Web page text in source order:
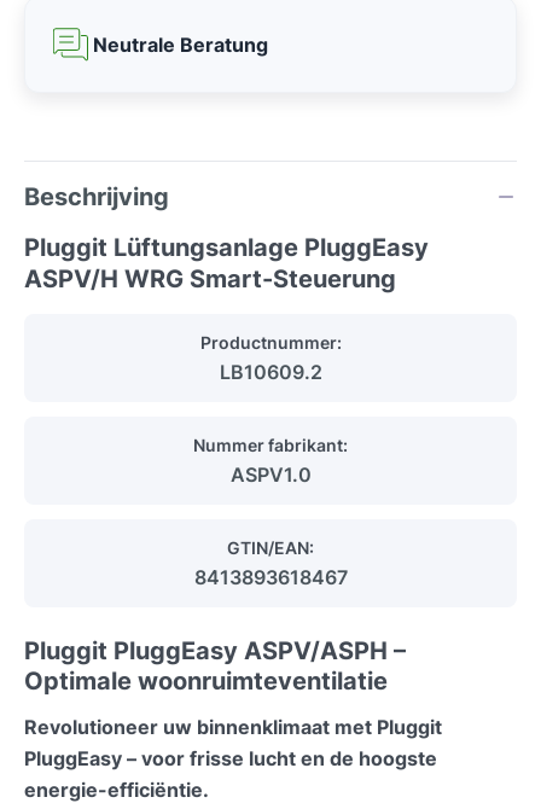
Neutrale Beratung
Beschrijving
Pluggit Lüftungsanlage PluggEasy
ASPV/H WRG Smart-Steuerung
Productnummer:
LB10609.2
Nummer fabrikant:
ASPV1.0
GTIN/EAN:
8413893618467
Pluggit PluggEasy ASPV/ASPH –
Optimale woonruimteventilatie
Revolutioneer uw binnenklimaat met Pluggit
PluggEasy – voor frisse lucht en de hoogste
energie-efficiëntie.